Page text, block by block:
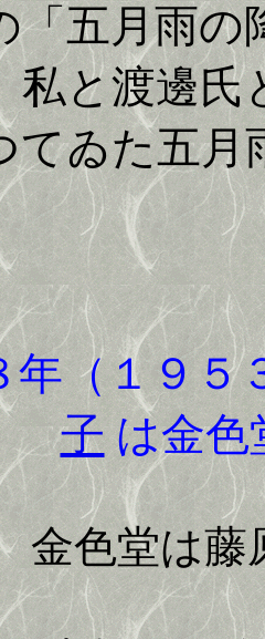
「五月雨の
私と渡邊
てゐた五月
（１９５
子 は金色
金色堂は藤